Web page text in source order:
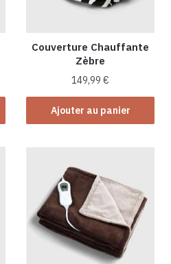
Couverture Chauffante
Zèbre
149,99€
Ajouter au panier